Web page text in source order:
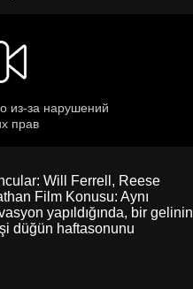
Will Ferrell, Reese
Film Konusu: Aynı
yapıldığında, bir gelinin
düğün haftasonunu